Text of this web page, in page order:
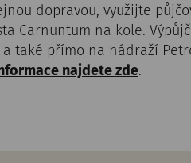
dopravou, využijte
Carnuntum na kole.
také přímo na nádraží
najdete zde.